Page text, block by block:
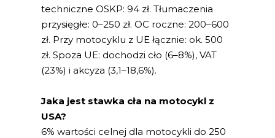
techniczne OSKP: 94 zł. Tłumaczenia
przysięgłe: 0–250 zł. OC roczne: 200–600
zł. Przy motocyklu z UE łącznie: ok. 500
zł. Spoza UE: dochodzi cło (6–8%), VAT
(23%) i akcyza (3,1–18,6%).
Jaka jest stawka cła na motocykl z
USA?
6% wartości celnej dla motocykli do 250